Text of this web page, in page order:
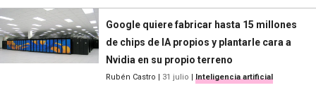
Google quiere fabricar hasta 15 millones
de chips de IA propios y plantarle cara a
Nvidia en su propio terreno
Rubén Castro | 31 julio | Inteligencia artificial